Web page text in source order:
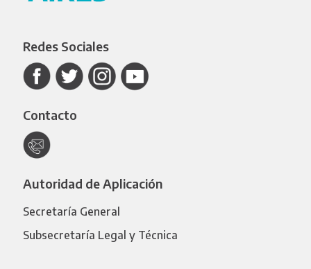
Redes Sociales
Contacto
Autoridad de Aplicación
Secretaría General
Subsecretaría Legal y Técnica